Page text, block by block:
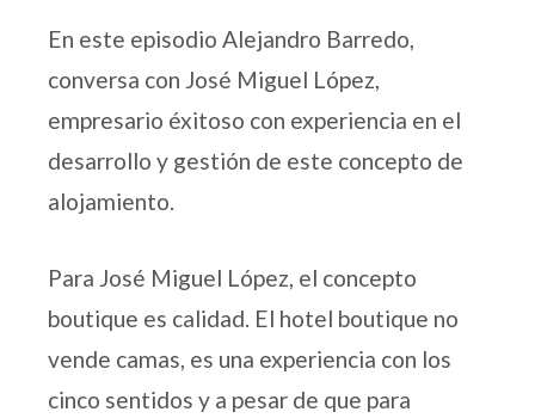
En este episodio Alejandro Barredo,
conversa con José Miguel López,
empresario éxitoso con experiencia en el
desarrollo y gestión de este concepto de
alojamiento.
Para José Miguel López, el concepto
boutique es calidad. El hotel boutique no
vende camas, es una experiencia con los
cinco sentidos y a pesar de que para